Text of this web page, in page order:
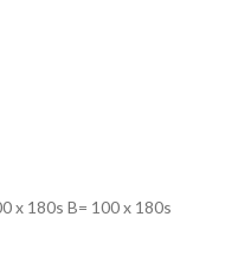
x 180s B= 100 x 180s